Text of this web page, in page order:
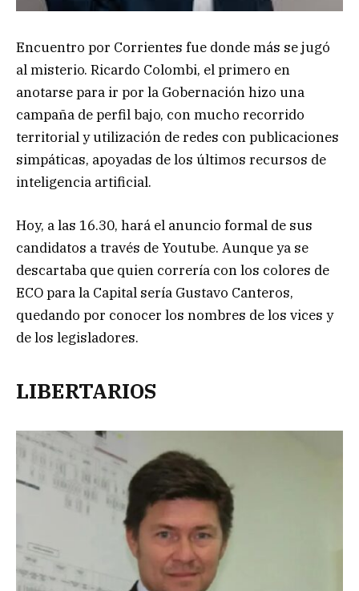
Encuentro por Corrientes fue donde más se jugó
al misterio. Ricardo Colombi, el primero en
anotarse para ir por la Gobernación hizo una
campaña de perfil bajo, con mucho recorrido
territorial y utilización de redes con publicaciones
simpáticas, apoyadas de los últimos recursos de
inteligencia artificial.
Hoy, a las 16.30, hará el anuncio formal de sus
candidatos a través de Youtube. Aunque ya se
descartaba que quien correría con los colores de
ECO para la Capital sería Gustavo Canteros,
quedando por conocer los nombres de los vices y
de los legisladores.
LIBERTARIOS